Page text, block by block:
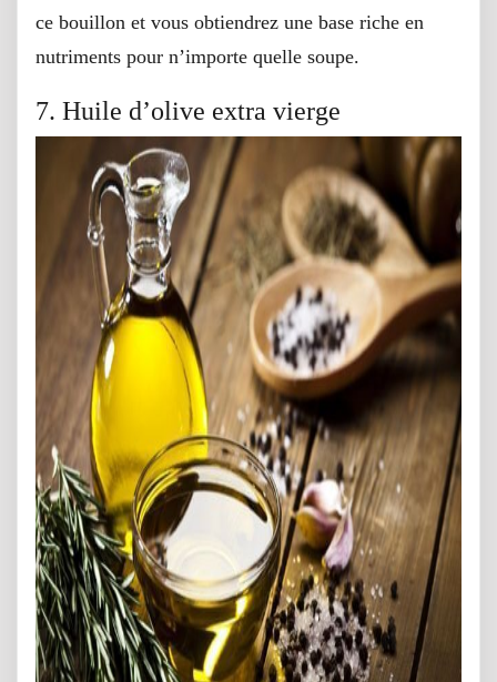
ce bouillon et vous obtiendrez une base riche en
nutriments pour n’importe quelle soupe.
7. Huile d’olive extra vierge